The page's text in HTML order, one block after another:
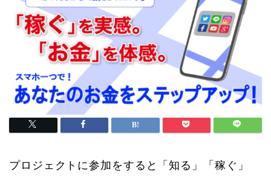
プロジェクトに参加をすると「知る」「稼ぐ」